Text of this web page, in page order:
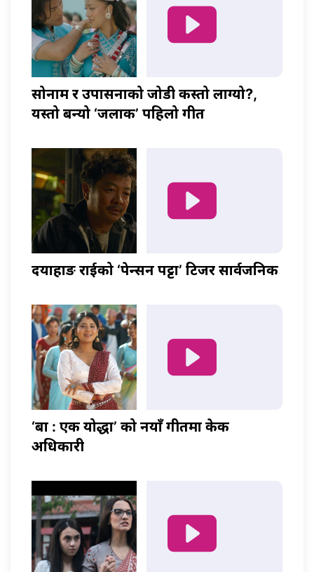
सोनाम र उपासनाको जोडी कस्तो लाग्यो?,
यस्तो बन्यो ‘जलाकी’ पहिलो गीत
दयाहाङ राईको ‘पेन्सन पट्टा’ टिजर सार्वजनिक
‘बा : एक योद्धा’ को नयाँ गीतमा केकी
अधिकारी